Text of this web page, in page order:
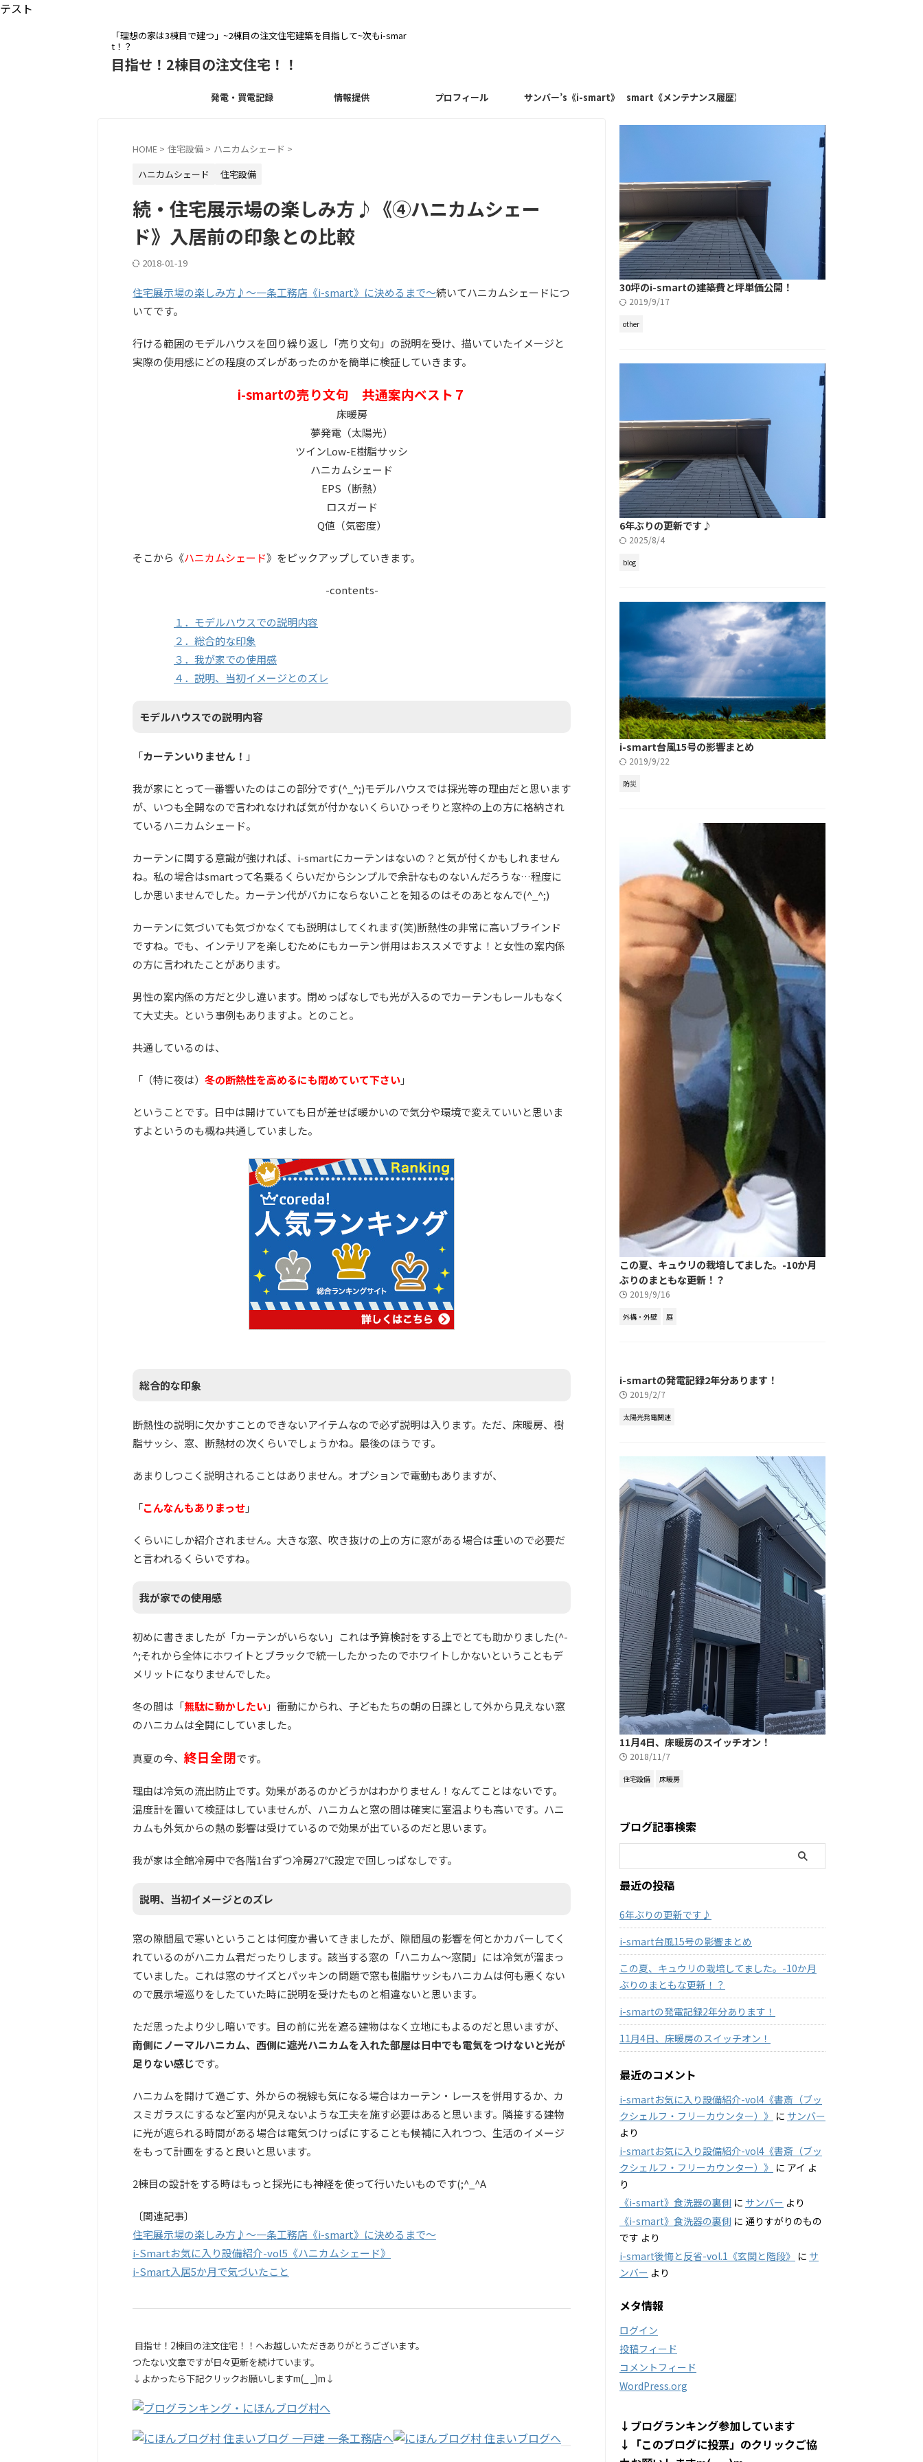
テスト
「理想の家は3棟目で建つ」~2棟目の注文住宅建築を目指して~次もi-smar
t！？
目指せ！2棟目の注文住宅！！
発電・買電記録 情報提供 プロフィール サンバー’s《i-smart》 i-smart《メンテナンス履歴》
HOME > 住宅設備 > ハニカムシェード >
ハニカムシェード
住宅設備
続・住宅展示場の楽しみ方♪《④ハニカムシェー
ド》入居前の印象との比較
2018-01-19
住宅展示場の楽しみ方♪～一条工務店《i-smart》に決めるまで～続いてハニカムシェードにつ
いてです。
行ける範囲のモデルハウスを回り繰り返し「売り文句」の説明を受け、描いていたイメージと
実際の使用感にどの程度のズレがあったのかを簡単に検証していきます。
i-smartの売り文句 共通案内ベスト７
床暖房
夢発電（太陽光）
ツインLow-E樹脂サッシ
ハニカムシェード
EPS（断熱）
ロスガード
Q値（気密度）
そこから《ハニカムシェード》をピックアップしていきます。
-contents-
１．モデルハウスでの説明内容
２．総合的な印象
３．我が家での使用感
４．説明、当初イメージとのズレ
モデルハウスでの説明内容
「カーテンいりません！ 」
我が家にとって一番響いたのはこの部分です(^_^;)モデルハウスでは採光等の理由だと思います
が、いつも全開なので言われなければ気が付かないくらいひっそりと窓枠の上の方に格納され
ているハニカムシェード。
カーテンに関する意識が強ければ、i-smartにカーテンはないの？と気が付くかもしれません
ね。私の場合はsmartって名乗るくらいだからシンプルで余計なものないんだろうな…程度に
しか思いませんでした。カーテン代がバカにならないことを知るのはそのあとなんで(^_^;)
カーテンに気づいても気づかなくても説明はしてくれます(笑)断熱性の非常に高いブラインド
ですね。でも、インテリアを楽しむためにもカーテン併用はおススメですよ！と女性の案内係
の方に言われたことがあります。
男性の案内係の方だと少し違います。閉めっぱなしでも光が入るのでカーテンもレールもなく
て大丈夫。という事例もありますよ。とのこと。
共通しているのは、
「（特に夜は） 冬の断熱性を高めるにも閉めていて下さい」
ということです。日中は開けていても日が差せば暖かいので気分や環境で変えていいと思いま
すよというのも概ね共通していました。
総合的な印象
断熱性の説明に欠かすことのできないアイテムなので必ず説明は入ります。ただ、床暖房、樹
脂サッシ、窓、断熱材の次くらいでしょうかね。最後のほうです。
あまりしつこく説明されることはありません。オプションで電動もありますが、
「こんなんもありまっせ」
くらいにしか紹介されません。大きな窓、吹き抜けの上の方に窓がある場合は重いので必要だ
と言われるくらいですね。
我が家での使用感
初めに書きましたが「カーテンがいらない」これは予算検討をする上でとても助かりました(^-
^;それから全体にホワイトとブラックで統一したかったのでホワイトしかないということもデ
メリットになりませんでした。
冬の間は「無駄に動かしたい」衝動にかられ、子どもたちの朝の日課として外から見えない窓
のハニカムは全開にしていました。
真夏の今、 終日全閉です。
理由は冷気の流出防止です。効果があるのかどうかはわかりません！なんてことはないです。
温度計を置いて検証はしていませんが、ハニカムと窓の間は確実に室温よりも高いです。ハニ
カムも外気からの熱の影響は受けているので効果が出ているのだと思います。
我が家は全館冷房中で各階1台ずつ冷房27℃設定で回しっぱなしです。
説明、当初イメージとのズレ
窓の隙間風で寒いということは何度か書いてきましたが、隙間風の影響を何とかカバーしてく
れているのがハニカム君だったりします。該当する窓の「ハニカム～窓間」には冷気が溜まっ
ていました。これは窓のサイズとパッキンの問題で窓も樹脂サッシもハニカムは何も悪くない
ので展示場巡りをしたていた時に説明を受けたものと相違ないと思います。
ただ思ったより少し暗いです。目の前に光を遮る建物はなく立地にもよるのだと思いますが、
南側にノーマルハニカム、西側に遮光ハニカムを入れた部屋は日中でも電気をつけないと光が
足りない感じです。
ハニカムを開けて過ごす、外からの視線も気になる場合はカーテン・レースを併用するか、カ
スミガラスにするなど室内が見えないような工夫を施す必要はあると思います。隣接する建物
に光が遮られる時間がある場合は電気つけっぱにすることも候補に入れつつ、生活のイメージ
をもって計画をすると良いと思います。
2棟目の設計をする時はもっと採光にも神経を使って行いたいものです(;^_^A
〔関連記事〕
住宅展示場の楽しみ方♪～一条工務店《i-smart》に決めるまで～
i-Smartお気に入り設備紹介-vol5《ハニカムシェード》
i-Smart入居5か月で気づいたこと
目指せ！2棟目の注文住宅！！へお越しいただきありがとうございます。
つたない文章ですが日々更新を続けています。
↓よかったら下記クリックお願いしますm(_ _)m↓
30坪のi-smartの建築費と坪単価公開！
2019/9/17
other
6年ぶりの更新です♪
2025/8/4
blog
i-smart台風15号の影響まとめ
2019/9/22
防災
この夏、キュウリの栽培してました。-10か月
ぶりのまともな更新！？
2019/9/16
外構・外壁 庭
i-smartの発電記録2年分あります！
2019/2/7
太陽光発電関連
11月4日、床暖房のスイッチオン！
2018/11/7
住宅設備 床暖房
ブログ記事検索
最近の投稿
6年ぶりの更新です♪
i-smart台風15号の影響まとめ
この夏、キュウリの栽培してました。-10か月
ぶりのまともな更新！？
i-smartの発電記録2年分あります！
11月4日、床暖房のスイッチオン！
最近のコメント
i-smartお気に入り設備紹介-vol4《書斎（ブッ
クシェルフ・フリーカウンター）》 に サンバー
より
i-smartお気に入り設備紹介-vol4《書斎（ブッ
クシェルフ・フリーカウンター）》 に アイ よ
り
《i-smart》食洗器の裏側 に サンバー より
《i-smart》食洗器の裏側 に 通りすがりのもの
です より
i-smart後悔と反省-vol.1《玄関と階段》 に サ
ンバー より
メタ情報
ログイン
投稿フィード
コメントフィード
WordPress.org
↓ブログランキング参加しています
↓「このブログに投票」のクリックご協